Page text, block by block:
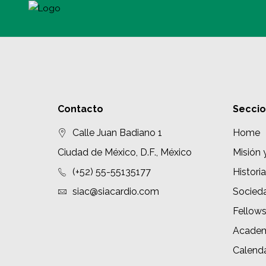
Contacto
Calle Juan Badiano 1
Ciudad de México, D.F., México
(+52) 55-55135177
siac@siacardio.com
Home
Misión
Historia
Fellows